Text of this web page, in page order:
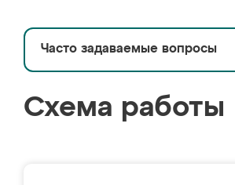
Часто задаваемые вопросы
Схема работы